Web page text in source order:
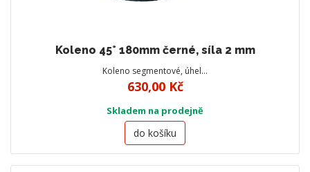
Koleno 45° 180mm černé, síla 2 mm
Koleno segmentové, úhel…
630,00 Kč
Skladem na prodejně
do košíku